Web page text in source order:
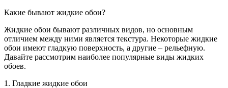
Какие бывают жидкие обои?
Жидкие обои бывают различных видов, но основным
отличием между ними является текстура. Некоторые жидкие
обои имеют гладкую поверхность, а другие – рельефную.
Давайте рассмотрим наиболее популярные виды жидких
обоев.
1. Гладкие жидкие обои